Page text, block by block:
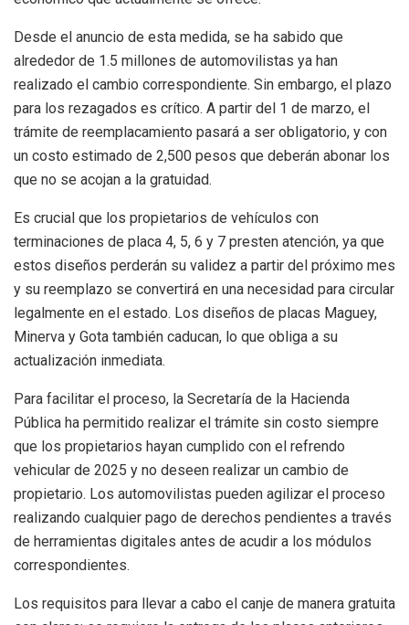
Desde el anuncio de esta medida, se ha sabido que
alrededor de 1.5 millones de automovilistas ya han
realizado el cambio correspondiente. Sin embargo, el plazo
para los rezagados es crítico. A partir del 1 de marzo, el
trámite de reemplacamiento pasará a ser obligatorio, y con
un costo estimado de 2,500 pesos que deberán abonar los
que no se acojan a la gratuidad.
Es crucial que los propietarios de vehículos con
terminaciones de placa 4, 5, 6 y 7 presten atención, ya que
estos diseños perderán su validez a partir del próximo mes
y su reemplazo se convertirá en una necesidad para circular
legalmente en el estado. Los diseños de placas Maguey,
Minerva y Gota también caducan, lo que obliga a su
actualización inmediata.
Para facilitar el proceso, la Secretaría de la Hacienda
Pública ha permitido realizar el trámite sin costo siempre
que los propietarios hayan cumplido con el refrendo
vehicular de 2025 y no deseen realizar un cambio de
propietario. Los automovilistas pueden agilizar el proceso
realizando cualquier pago de derechos pendientes a través
de herramientas digitales antes de acudir a los módulos
correspondientes.
Los requisitos para llevar a cabo el canje de manera gratuita